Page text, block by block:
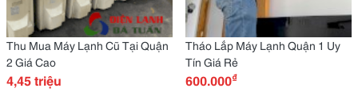
Thu Mua Máy Lạnh Cũ Tại Quận
2 Giá Cao
4,45 triệu
Tháo Lắp Máy Lạnh Quận 1 Uy
Tín Giá Rẻ
600.000₫